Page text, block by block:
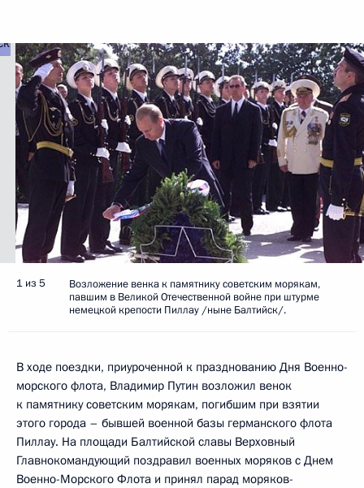
1 из 5
Возложение венка к памятнику советским морякам,
павшим в Великой Отечественной войне при штурме
немецкой крепости Пиллау /ныне Балтийск/.
В ходе поездки, приуроченной к празднованию Дня Военно-
морского флота, Владимир Путин возложил венок
к памятнику советским морякам, погибшим при взятии
этого города – бывшей военной базы германского флота
Пиллау. На площади Балтийской славы Верховный
Главнокомандующий поздравил военных моряков с Днем
Военно-Морского Флота и принял парад моряков-